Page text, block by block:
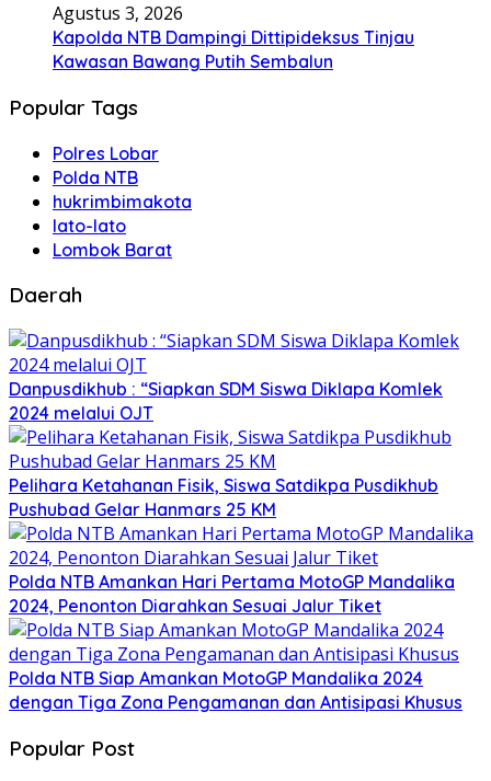
Agustus 3, 2026
Kapolda NTB Dampingi Dittipideksus Tinjau
Kawasan Bawang Putih Sembalun
Popular Tags
Polres Lobar
Polda NTB
hukrimbimakota
lato-lato
Lombok Barat
Daerah
Danpusdikhub : “Siapkan SDM Siswa Diklapa Komlek
2024 melalui OJT
Pelihara Ketahanan Fisik, Siswa Satdikpa Pusdikhub
Pushubad Gelar Hanmars 25 KM
Polda NTB Amankan Hari Pertama MotoGP Mandalika
2024, Penonton Diarahkan Sesuai Jalur Tiket
Polda NTB Siap Amankan MotoGP Mandalika 2024
dengan Tiga Zona Pengamanan dan Antisipasi Khusus
Popular Post